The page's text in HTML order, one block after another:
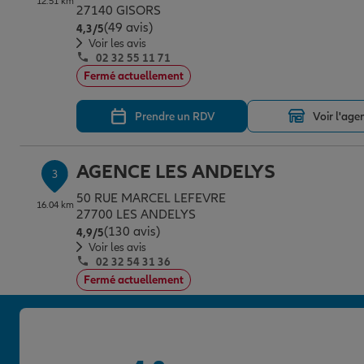
27140 GISORS
4,3/5Note de 4.3 sur 5
(49 avis)
Voir les avis
02 32 55 11 71
Fermé actuellement
Prendre un RDV Voir
3
16.04 km
AGENCE LES ANDELYS
50 RUE MARCEL LEFEVRE
27700 LES ANDELYS
4,9/5Note de 4.9 sur 5
(130 avis)
Voir les avis
02 32 54 31 36
Fermé actuellement